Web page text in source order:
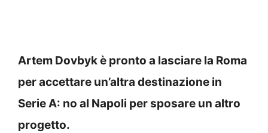
Artem Dovbyk è pronto a lasciare la Roma
per accettare un’altra destinazione in
Serie A: no al Napoli per sposare un altro
progetto.